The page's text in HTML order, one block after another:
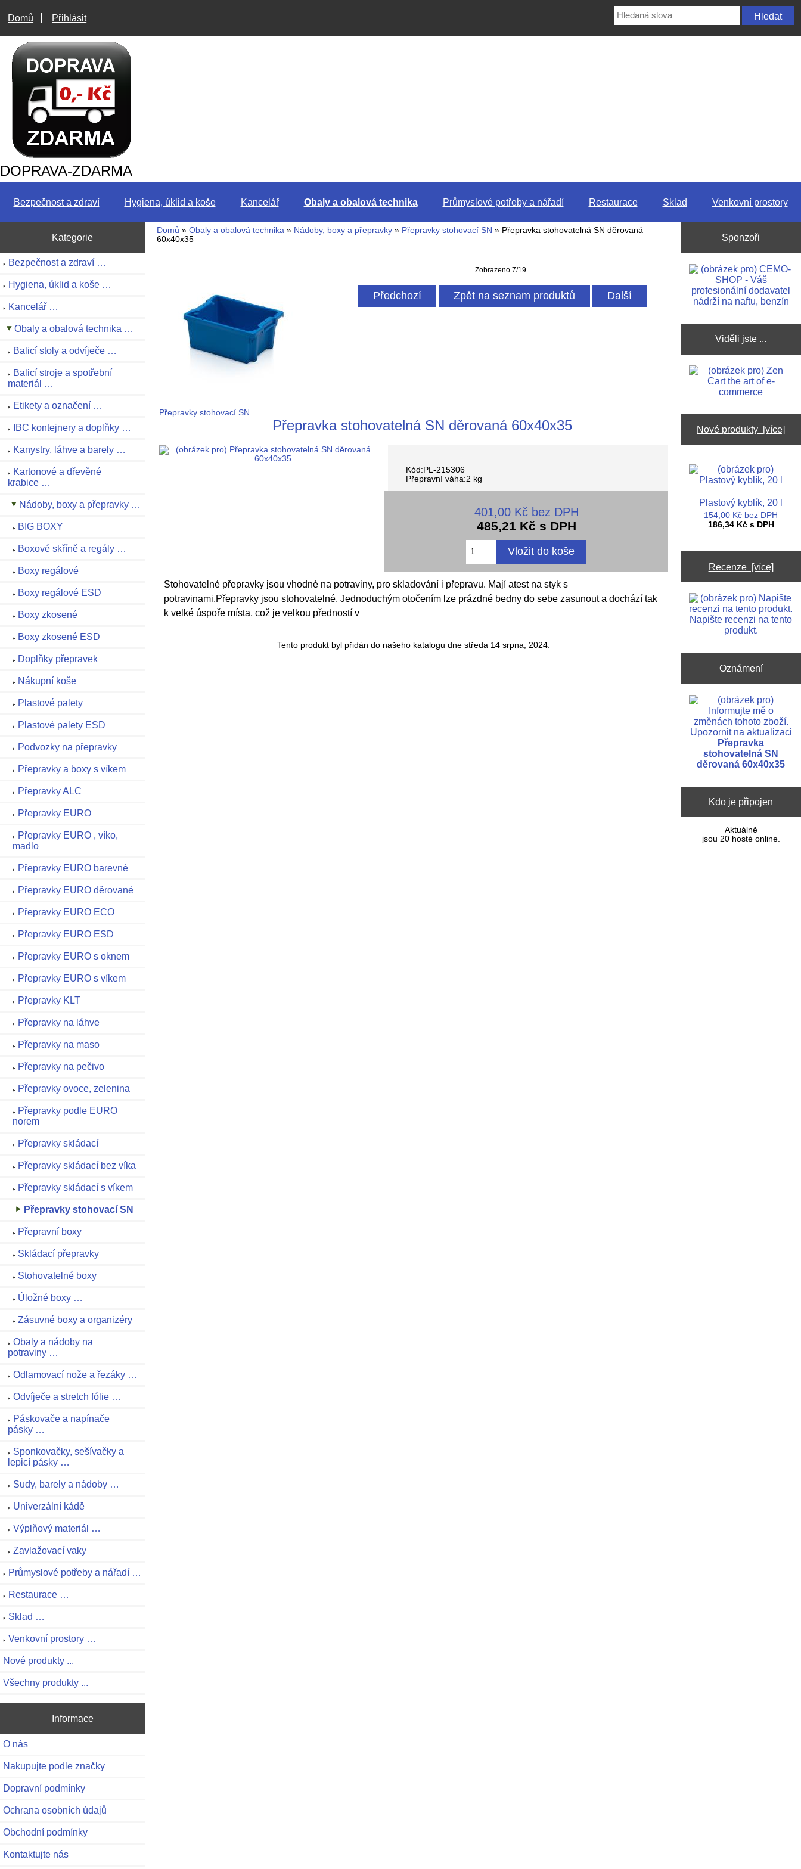
Domů Přihlásit
DOPRAVA-ZDARMA
Bezpečnost a zdraví Hygiena, úklid a koše Kancelář Obaly a obalová technika Průmyslové potřeby a nářadí Restaurace Sklad Venkovní prostory
Kategorie
Bezpečnost a zdraví …
Hygiena, úklid a koše …
Kancelář …
Obaly a obalová technika …
Balicí stoly a odvíječe …
Balicí stroje a spotřební
materiál …
Etikety a označení …
IBC kontejnery a doplňky …
Kanystry, láhve a barely …
Kartonové a dřevěné
krabice …
Nádoby, boxy a přepravky …
BIG BOXY
Boxové skříně a regály …
Boxy regálové
Boxy regálové ESD
Boxy zkosené
Boxy zkosené ESD
Doplňky přepravek
Nákupní koše
Plastové palety
Plastové palety ESD
Podvozky na přepravky
Přepravky a boxy s víkem
Přepravky ALC
Přepravky EURO
Přepravky EURO , víko,
madlo
Přepravky EURO barevné
Přepravky EURO děrované
Přepravky EURO ECO
Přepravky EURO ESD
Přepravky EURO s oknem
Přepravky EURO s víkem
Přepravky KLT
Přepravky na láhve
Přepravky na maso
Přepravky na pečivo
Přepravky ovoce, zelenina
Přepravky podle EURO
norem
Přepravky skládací
Přepravky skládací bez víka
Přepravky skládací s víkem
Přepravky stohovací SN
Přepravní boxy
Skládací přepravky
Stohovatelné boxy
Úložné boxy …
Zásuvné boxy a organizéry
Obaly a nádoby na
potraviny …
Odlamovací nože a řezáky …
Odvíječe a stretch fólie …
Páskovače a napínače
pásky …
Sponkovačky, sešívačky a
lepicí pásky …
Sudy, barely a nádoby …
Univerzální kádě
Výplňový materiál …
Zavlažovací vaky
Průmyslové potřeby a nářadí …
Restaurace …
Sklad …
Venkovní prostory …
Nové produkty ...
Všechny produkty ...
Informace
O nás
Nakupujte podle značky
Dopravní podmínky
Ochrana osobních údajů
Obchodní podmínky
Kontaktujte nás
Domů » Obaly a obalová technika» Nádoby, boxy a přepravky» Přepravky stohovací SN » Přepravka stohovatelná SN děrovaná
60x40x35
Přepravky stohovací SN
Zobrazeno 7/19
Předchozí Zpět na seznam produktů Další
Přepravka stohovatelná SN děrovaná 60x40x35
Kód:PL-215306
Přepravní váha:2 kg
401,00 Kč bez DPH
485,21 Kč s DPH
Stohovatelné přepravky jsou vhodné na potraviny, pro skladování i přepravu. Mají atest na styk s
potravinami.Přepravky jsou stohovatelné. Jednoduchým otočením lze prázdné bedny do sebe zasunout a dochází tak
k velké úspoře místa, což je velkou předností v
Tento produkt byl přidán do našeho katalogu dne středa 14 srpna, 2024.
Sponzoři
Viděli jste ...
Nové produkty [více]
Plastový kyblík, 20 l
154,00 Kč bez DPH
186,34 Kč s DPH
Recenze [více]
Napište recenzi na tento
produkt.
Oznámení
Upozornit na aktualizaci
Přepravka
stohovatelná SN
děrovaná 60x40x35
Kdo je připojen
Aktuálně
jsou 20 hosté online.